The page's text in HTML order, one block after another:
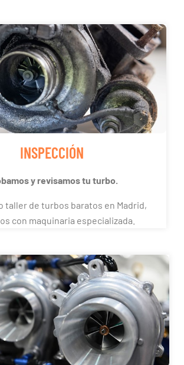
INSPECCIÓN
y revisamos tu turbo.
taller de turbos baratos en Madrid,
con maquinaria especializada.